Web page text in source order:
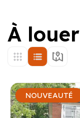
À louer
NOUVEAUTÉ